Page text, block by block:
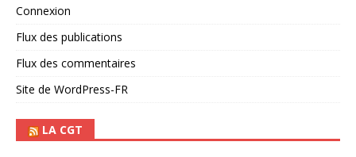
Connexion
Flux des publications
Flux des commentaires
Site de WordPress-FR
LA CGT